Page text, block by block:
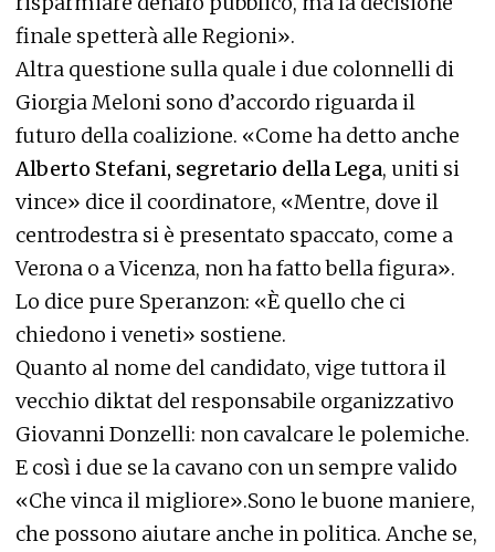
finale spetterà alle Regioni».
Altra questione sulla quale i due colonnelli di
Giorgia Meloni sono d’accordo riguarda il
futuro della coalizione. «Come ha detto anche
Alberto Stefani, segretario della Lega, uniti si
vince» dice il coordinatore, «Mentre, dove il
centrodestra si è presentato spaccato, come a
Verona o a Vicenza, non ha fatto bella figura».
Lo dice pure Speranzon: «È quello che ci
chiedono i veneti» sostiene.
Quanto al nome del candidato, vige tuttora il
vecchio diktat del responsabile organizzativo
Giovanni Donzelli: non cavalcare le polemiche.
E così i due se la cavano con un sempre valido
«Che vinca il migliore».Sono le buone maniere,
che possono aiutare anche in politica. Anche se,